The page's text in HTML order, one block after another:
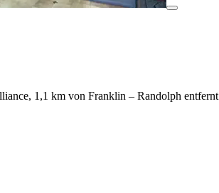
1,1 km von Franklin – Randolph entfernt